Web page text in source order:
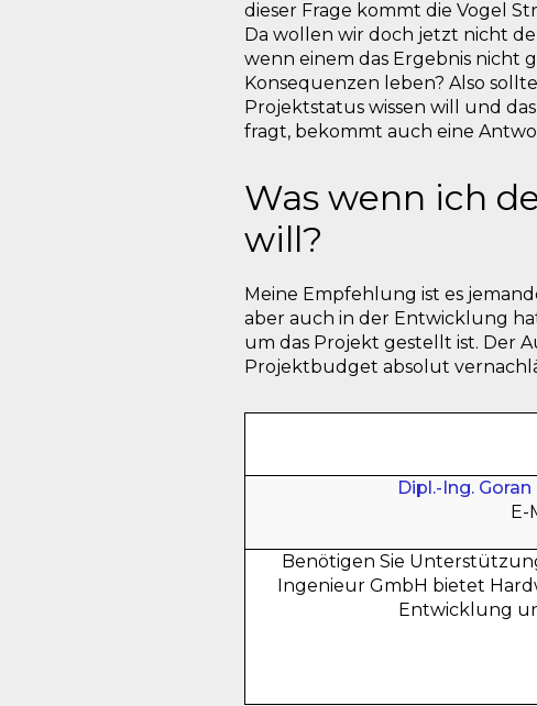
dieser Frage kommt die Vogel
Da wollen wir doch jetzt nicht
wenn einem das Ergebnis nicht
Konsequenzen leben? Also
Projektstatus wissen will und
fragt, bekommt auch eine
Was wenn ich
will?
Meine Empfehlung ist es
aber auch in der Entwicklung
um das Projekt gestellt ist. Der
Projektbudget absolut
Dipl.-Ing.
E-
Benötigen Sie
Ingenieur GmbH bietet
Entwicklung